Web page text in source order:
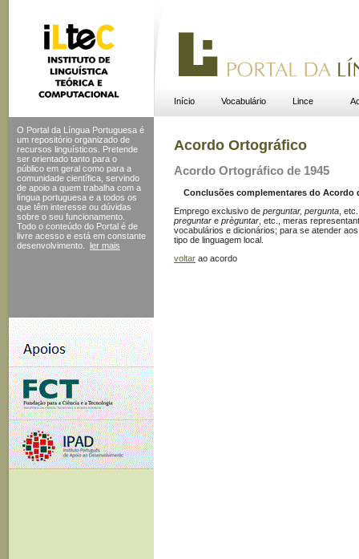
Início Vocabulário Lince
O Portal da Língua Portuguesa é
um repositório organizado de
recursos linguísticos. Pretende
ser orientado tanto para o
público em geral como para a
comunidade científica, servindo
de apoio a quem trabalha com a
língua portuguesa e a todos os
que têm interesse ou dúvidas
sobre o seu funcionamento.
Todo o conteúdo do Portal é de
livre acesso e está em constante
desenvolvimento.
ler mais
Acordo Ortográfico
Acordo Ortográfico de 1945
Conclusões complementares do Acordo
Emprego exclusivo de perguntar, pergunta ,
preguntar e prèguntar , etc., meras
vocabulários e dicionários; para se atender
tipo de linguagem local.
voltar ao acordo